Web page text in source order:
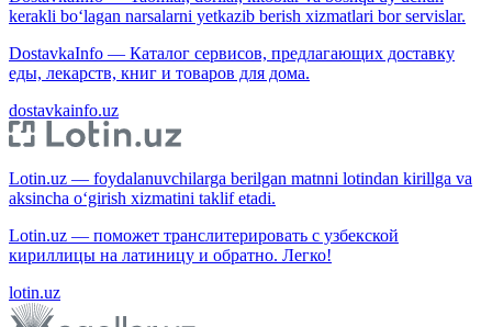
kerakli bo‘lagan narsalarni yetkazib berish xizmatlari bor servislar.
DostavkaInfo — Каталог сервисов, предлагающих доставку
еды, лекарств, книг и товаров для дома.
dostavkainfo.uz
Lotin.uz — foydalanuvchilarga berilgan matnni lotindan kirillga va
aksincha o‘girish xizmatini taklif etadi.
Lotin.uz — поможет транслитерировать с узбекской
кириллицы на латиницу и обратно. Легко!
lotin.uz